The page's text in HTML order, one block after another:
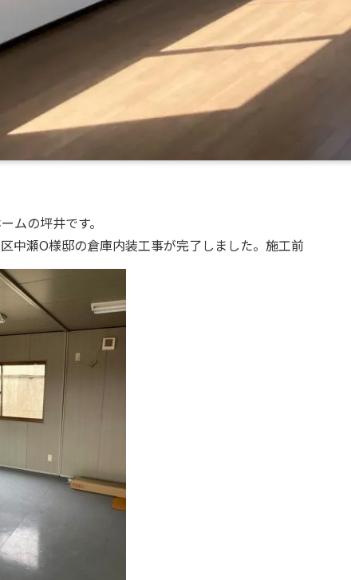
ムの坪井です。
中瀬O様邸の倉庫内装工事が完了しました。施工前